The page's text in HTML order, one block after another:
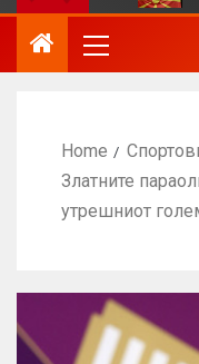
Home
Златните
утрешниот